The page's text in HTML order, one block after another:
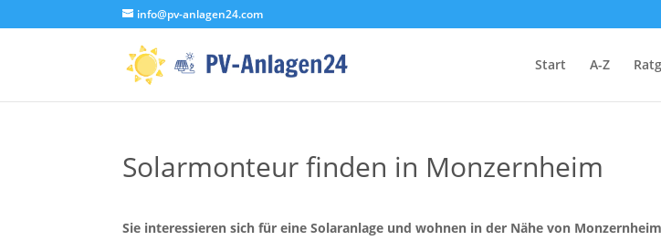
info@pv-anlagen24.com
Start A-Z
Solarmonteur finden in Monzernheim
Sie interessieren sich für eine Solaranlage und wohnen in der Nähe von